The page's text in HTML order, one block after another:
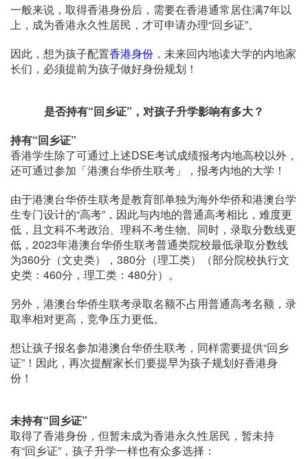
一般来说，取得香港身份后，需要在香港通常居住满7年以
上，成为香港永久性居民，才可申请办理“回乡证”。
因此，想为孩子配置香港身份 ，未来回内地读大学的内地家
长们，必须提前为孩子做好身份规划！
是否持有“回乡证”， 对孩子升学影响有多大？
持有“回乡证”
香港学生除了可通过上述DSE考试成绩报考内地高校以外，
还可通过参加「港澳台华侨生联考」，报考内地的大学！
由于港澳台华侨生联考是教育部单独为海外华侨和港澳台学
生专门设计的“高考”，因此与内地的普通高考相比，难度更
低，且文科不考政治、理科不考生物。同时，录取分数线更
低，2023年港澳台华侨生联考普通类院校最低录取分数线
为360分（文史类），380分（理工类）（部分院校执行文
史类：460分，理工类：480分）。
另外，港澳台华侨生联考录取名额不占用普通高考名额，录
取率相对更高，竞争压力更低。
想让孩子报名参加港澳台华侨生联考，同样需要提供“回乡
证”！因此，再次提醒家长们要提早为孩子规划好香港身
份！
未持有“回乡证”
取得了香港身份，但暂未成为香港永久性居民，暂未持
有“回乡证”，孩子升学一样也有众多选择：